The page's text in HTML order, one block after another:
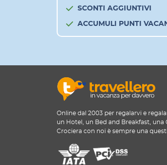
SCONTI AGGIUNTIVI
ACCUMULI PUNTI
Online dal 2003 per regalarvi e
un Hotel, un Bed and Breakfast, una
Crociera con noi è sempre una